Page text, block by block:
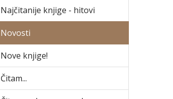
Najčitanije knjige - hitovi
Novosti
Nove knjige!
Čitam...